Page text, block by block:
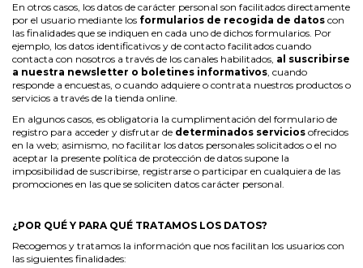
En otros casos, los datos de carácter personal son facilitados directamente
por el usuario mediante los formularios de recogida de datos con
las finalidades que se indiquen en cada uno de dichos formularios. Por
ejemplo, los datos identificativos y de contacto facilitados cuando
contacta con nosotros a través de los canales habilitados, al suscribirse
a nuestra newsletter o boletines informativos, cuando
responde a encuestas, o cuando adquiere o contrata nuestros productos o
servicios a través de la tienda online.
En algunos casos, es obligatoria la cumplimentación del formulario de
registro para acceder y disfrutar de determinados servicios ofrecidos
en la web; asimismo, no facilitar los datos personales solicitados o el no
aceptar la presente política de protección de datos supone la
imposibilidad de suscribirse, registrarse o participar en cualquiera de las
promociones en las que se soliciten datos carácter personal.
¿POR QUÉ Y PARA QUÉ TRATAMOS LOS DATOS?
Recogemos y tratamos la información que nos facilitan los usuarios con
las siguientes finalidades: